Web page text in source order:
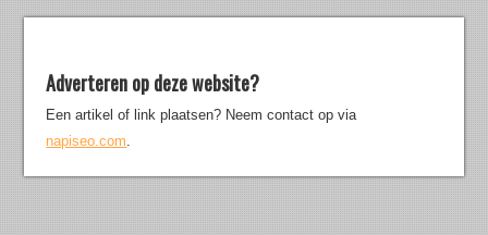
Adverteren op deze website?
Een artikel of link plaatsen? Neem contact op via
napiseo.com.